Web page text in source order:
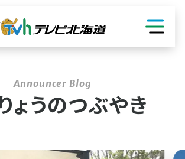
ょうのつぶやき